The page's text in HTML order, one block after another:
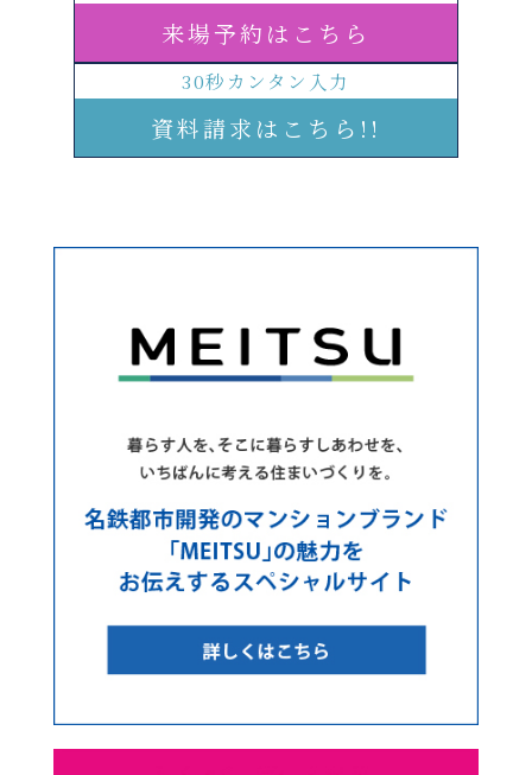
来場予約はこちら
30秒カンタン入力
資料請求はこちら!!